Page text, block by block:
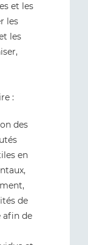
et les
les
les
:
des
en
de
afin de